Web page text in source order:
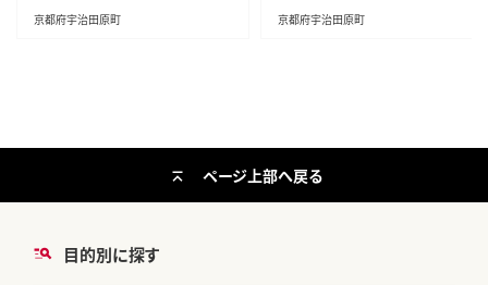
京都府宇治田原町
工食品〉 和菓子
京都府宇治田原町
目的別に探す
ページ上部へ戻る